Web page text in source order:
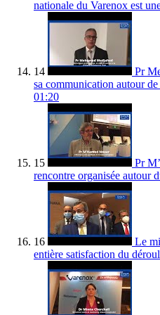
nationale du Varenox est
14
Pr
sa communication autour
01:20
15
Pr
rencontre organisée autour
16
Le
entière satisfaction du